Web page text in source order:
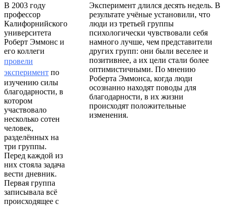
В 2003 году
профессор
Калифорнийского
университета
Роберт Эммонс и
его коллеги
провели
эксперимент по
изучению силы
благодарности, в
котором
участвовало
несколько сотен
человек,
разделённых на
три группы.
Перед каждой из
них стояла задача
вести дневник.
Первая группа
записывала всё
происходящее с
Эксперимент длился десять недель. В
результате учёные установили, что
люди из третьей группы
психологически чувствовали себя
намного лучше, чем представители
других групп: они были веселее и
позитивнее, а их цели стали более
оптимистичными. По мнению
Роберта Эммонса, когда люди
осознанно находят поводы для
благодарности, в их жизни
происходят положительные
изменения.